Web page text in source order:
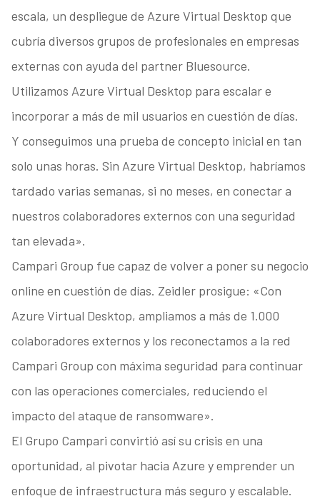
escala, un despliegue de Azure Virtual Desktop que
cubría diversos grupos de profesionales en empresas
externas con ayuda del partner Bluesource.
Utilizamos Azure Virtual Desktop para escalar e
incorporar a más de mil usuarios en cuestión de días.
Y conseguimos una prueba de concepto inicial en tan
solo unas horas. Sin Azure Virtual Desktop, habríamos
tardado varias semanas, si no meses, en conectar a
nuestros colaboradores externos con una seguridad
tan elevada».
Campari Group fue capaz de volver a poner su negocio
online en cuestión de días. Zeidler prosigue: «Con
Azure Virtual Desktop, ampliamos a más de 1.000
colaboradores externos y los reconectamos a la red
Campari Group con máxima seguridad para continuar
con las operaciones comerciales, reduciendo el
impacto del ataque de ransomware».
El Grupo Campari convirtió así su crisis en una
oportunidad, al pivotar hacia Azure y emprender un
enfoque de infraestructura más seguro y escalable.